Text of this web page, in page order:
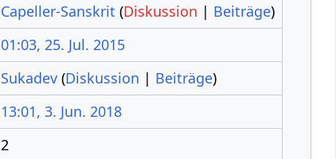
Capeller-Sanskrit (Diskussion | Beiträge)
01:03, 25. Jul. 2015
Sukadev (Diskussion | Beiträge)
13:01, 3. Jun. 2018
2